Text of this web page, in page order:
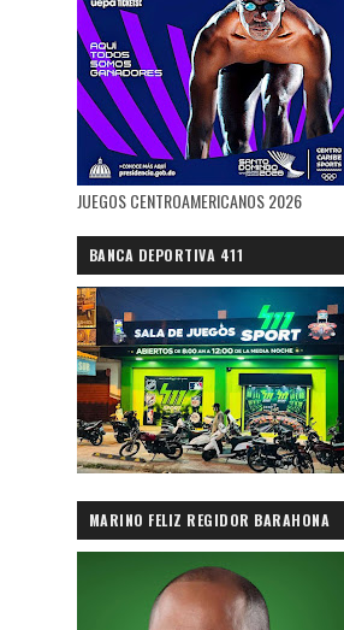
JUEGOS CENTROAMERICANOS 2026
BANCA DEPORTIVA 411
MARINO FELIZ REGIDOR BARAHONA